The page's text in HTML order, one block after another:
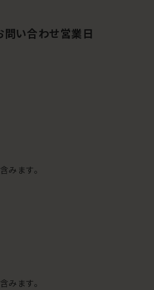
問い合わせ営業日
みます。
みます。